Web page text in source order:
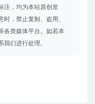
注，均为本站原创发
，禁止复制、盗用、
各类媒体平台。如若本
我们进行处理。